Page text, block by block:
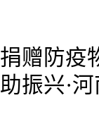
赠防疫
振兴·